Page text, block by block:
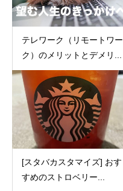
テレワーク（リモートワー
ク）のメリットとデメリ...
[スタバカスタマイズ] おす
すめのストロベリー...